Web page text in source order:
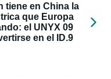
tiene en China la
que Europa
el UNYX 09
en el ID.9